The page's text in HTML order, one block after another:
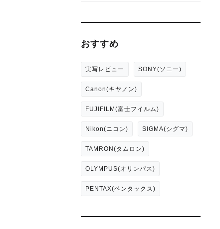
おすすめ
実写レビュー SONY(ソニー)
Canon(キヤノン)
FUJIFILM(富士フイルム)
Nikon(ニコン) SIGMA(シグマ)
TAMRON(タムロン)
OLYMPUS(オリンパス)
PENTAX(ペンタックス)